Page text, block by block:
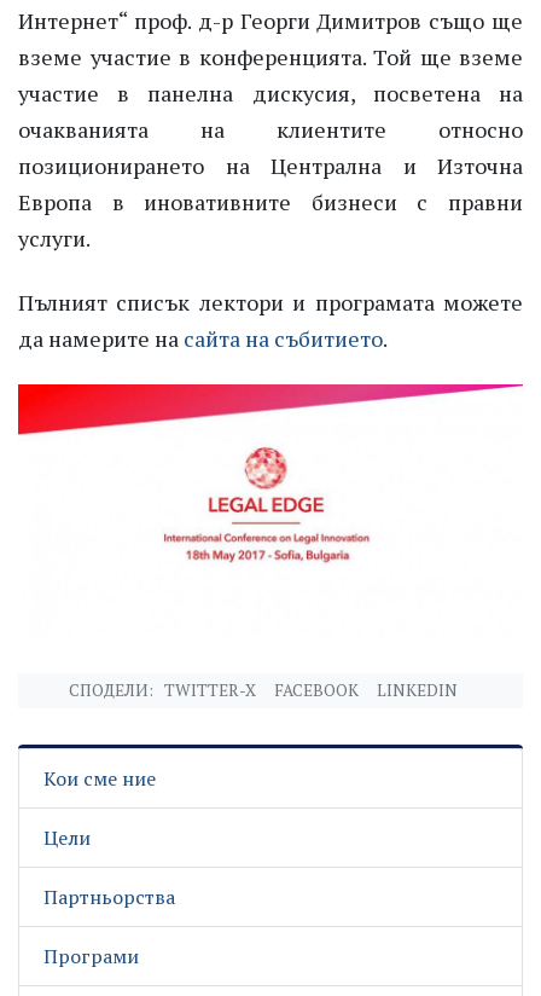
Интернет“ проф. д-р Георги Димитров също ще
вземе участие в конференцията. Той ще вземе
участие в панелна дискусия, посветена на
очакванията на клиентите относно
позиционирането на Централна и Източна
Европа в иновативните бизнеси с правни
услуги.
Пълният списък лектори и програмата можете
да намерите на сайта на събитието.
СПОДЕЛИ: TWITTER-X FACEBOOK LINKEDIN
Кои сме ние
Цели
Партньорства
Програми